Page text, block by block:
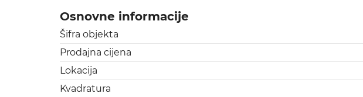
Osnovne informacije
Šifra objekta
Prodajna cijena
Lokacija
Kvadratura